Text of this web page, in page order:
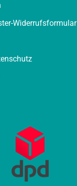
Widerrufsformular